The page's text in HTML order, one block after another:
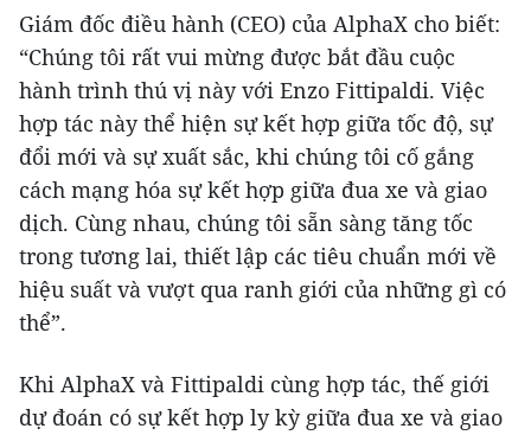
Giám đốc điều hành (CEO) của AlphaX cho biết:
“Chúng tôi rất vui mừng được bắt đầu cuộc
hành trình thú vị này với Enzo Fittipaldi. Việc
hợp tác này thể hiện sự kết hợp giữa tốc độ, sự
đổi mới và sự xuất sắc, khi chúng tôi cố gắng
cách mạng hóa sự kết hợp giữa đua xe và giao
dịch. Cùng nhau, chúng tôi sẵn sàng tăng tốc
trong tương lai, thiết lập các tiêu chuẩn mới về
hiệu suất và vượt qua ranh giới của những gì có
thể”.
Khi AlphaX và Fittipaldi cùng hợp tác, thế giới
dự đoán có sự kết hợp ly kỳ giữa đua xe và giao